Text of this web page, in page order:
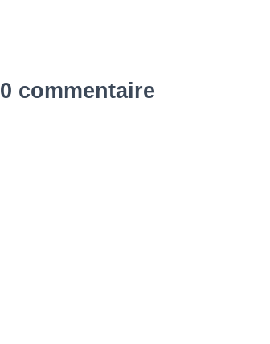
0 commentaire